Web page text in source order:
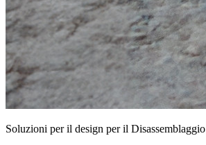
Soluzioni per il design per il Disassemblaggio